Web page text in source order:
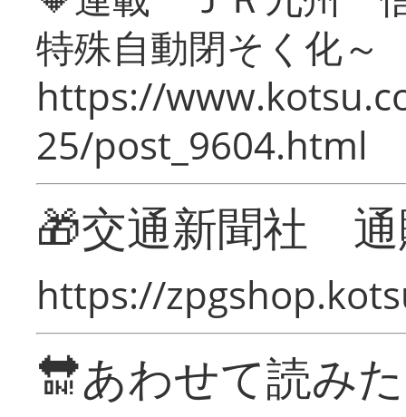
特殊自動閉そく化～
https://
25/post_9604.html
🎁交通新聞社
https://
🔛あわせて読み